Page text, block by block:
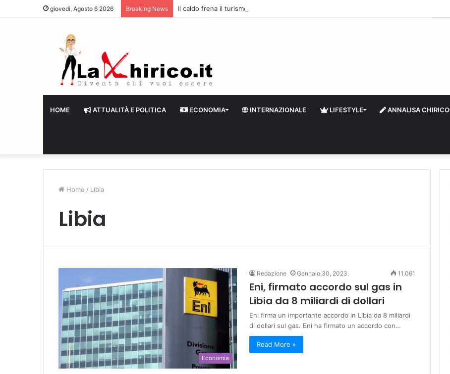
giovedì, Agosto 6 2026 Breaking News Il caldo frena il turismo a Firenze: una prima ripresa solo a settembre
HOME ATTUALITÀ E POLITICA ECONOMIA INTERNAZIONALE LIFESTYLE ANNALISA CHIRICO
Home / Libia
Libia
Economia
Redazione Gennaio 30, 2023 11.061
Eni, firmato accordo sul gas in
Libia da 8 miliardi di dollari
Eni firma un importante accordo in Libia da 8 miliardi
di dollari sul gas. Eni ha firmato un accordo con…
Read More »